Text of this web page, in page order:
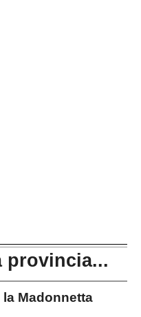
Madonnetta